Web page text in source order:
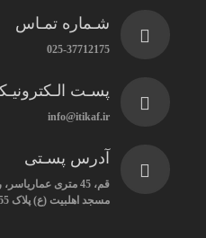
شـماره تمـاس
025-37712175
پسـت
info@itikaf.ir
آدرس پسـتی
قم، 45 متری
مسجد اهلبیت (ع) پلاک 55 کد پستی: 13989-37157